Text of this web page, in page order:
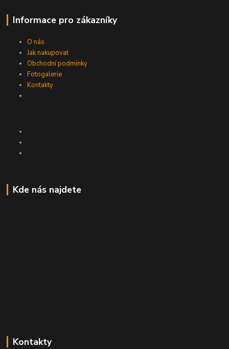
Informace pro zákazníky
O nás
Jak nakupovat
Obchodní podmínky
Fotogalerie
Kontakty
Kde nás najdete
Kontakty